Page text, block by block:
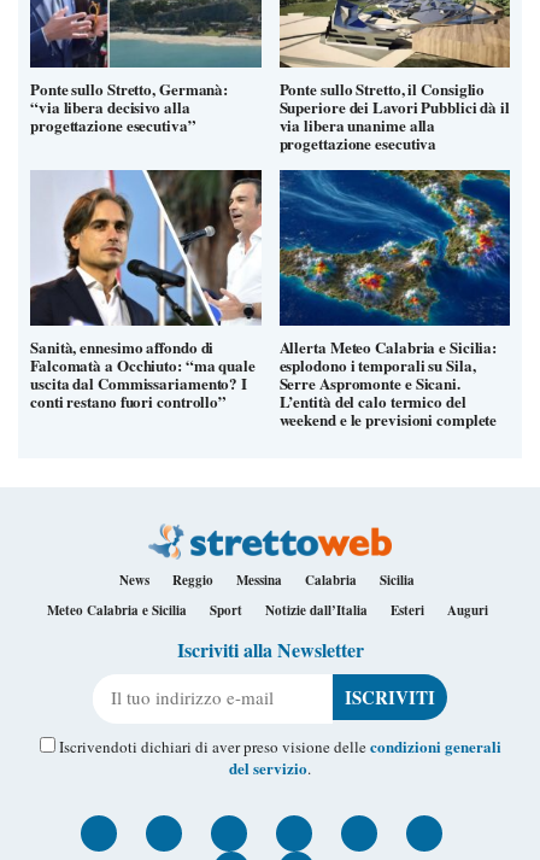
Ponte sullo Stretto, Germanà:
“via libera decisivo alla
progettazione esecutiva”
Ponte sullo Stretto, il Consiglio
Superiore dei Lavori Pubblici dà il
via libera unanime alla
progettazione esecutiva
Sanità, ennesimo affondo di
Falcomatà a Occhiuto: “ma quale
uscita dal Commissariamento? I
conti restano fuori controllo”
Allerta Meteo Calabria e Sicilia:
esplodono i temporali su Sila,
Serre Aspromonte e Sicani.
L’entità del calo termico del
weekend e le previsioni complete
News Reggio Messina Calabria
Sicilia
Meteo Calabria e Sicilia
Sport Notizie dall’Italia Esteri Auguri
Iscriviti alla Newsletter
Iscrivendoti dichiari di aver preso visione dellecondizioni generali
del servizio.